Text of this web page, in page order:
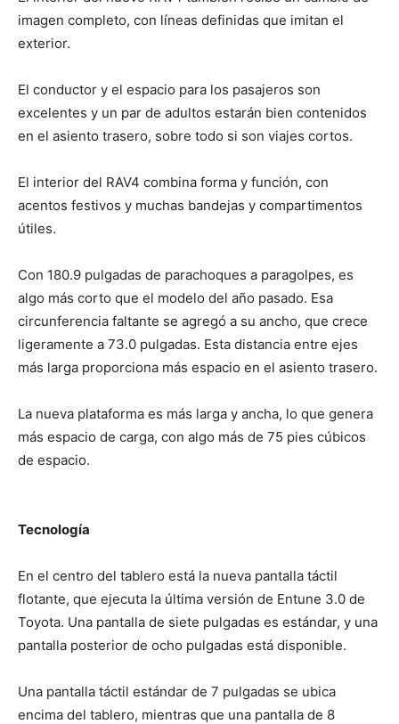
imagen completo, con líneas definidas que imitan el
exterior.
El conductor y el espacio para los pasajeros son
excelentes y un par de adultos estarán bien contenidos
en el asiento trasero, sobre todo si son viajes cortos.
El interior del RAV4 combina forma y función, con
acentos festivos y muchas bandejas y compartimentos
útiles.
Con 180.9 pulgadas de parachoques a paragolpes, es
algo más corto que el modelo del año pasado. Esa
circunferencia faltante se agregó a su ancho, que crece
ligeramente a 73.0 pulgadas. Esta distancia entre ejes
más larga proporciona más espacio en el asiento trasero.
La nueva plataforma es más larga y ancha, lo que genera
más espacio de carga, con algo más de 75 pies cúbicos
de espacio.
Tecnología
En el centro del tablero está la nueva pantalla táctil
flotante, que ejecuta la última versión de Entune 3.0 de
Toyota. Una pantalla de siete pulgadas es estándar, y una
pantalla posterior de ocho pulgadas está disponible.
Una pantalla táctil estándar de 7 pulgadas se ubica
encima del tablero, mientras que una pantalla de 8